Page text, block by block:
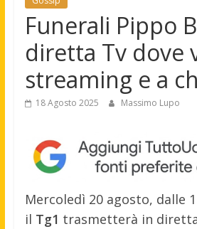
Funerali Pippo
diretta Tv dove
streaming e a
18 Agosto 2025 Massimo Lupo
Mercoledì 20 agosto, dalle
il Tg1 trasmetterà in